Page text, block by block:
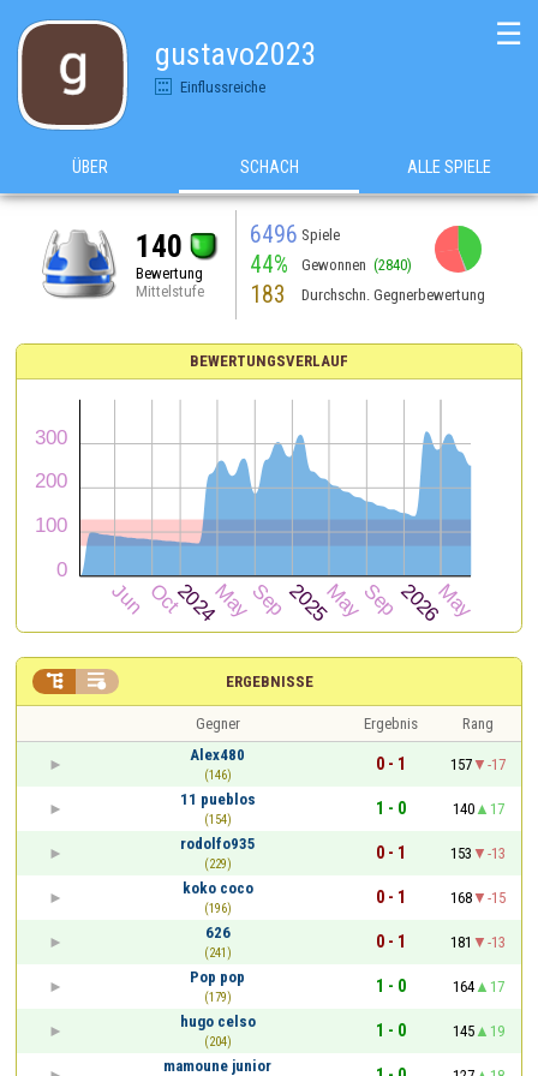
gustavo2023
Einflussreiche
☰
ÜBER SCHACH ALLE SPIELE
140
Bewertung
Mittelstufe
6496 Spiele
44% Gewonnen (2840)
183 Durchschn. Gegnerbewertung
BEWERTUNGSVERLAUF
ERGEBNISSE
 
Gegner Ergebnis
Rang
Alex480
(146)
0 - 1 157
-17
11 pueblos
(154)
1 - 0 140
17
rodolfo935
(229)
0 - 1 153
-13
koko coco
(196)
0 - 1 168
-15
626
(241)
0 - 1 181
-13
Pop pop
(179)
1 - 0 164
17
hugo celso
(204)
1 - 0 145
19
mamoune junior